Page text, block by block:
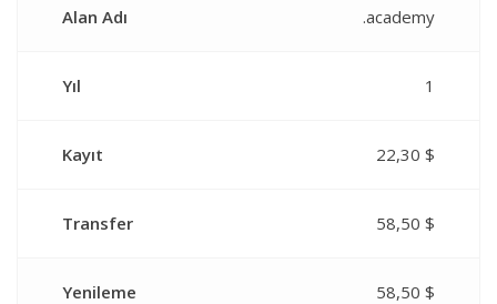
Alan Adı .academy
Yıl 1
Kayıt 22,30 $
Transfer 58,50 $
Yenileme 58,50 $